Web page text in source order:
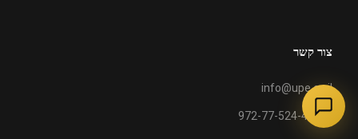
צור קשר
info@upe.co.il
+972-77-524-4140